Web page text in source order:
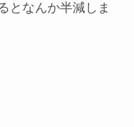
となんか半減しま